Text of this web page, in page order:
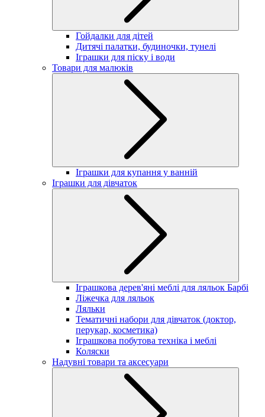
Гойдалки для дітей
Дитячі палатки, будиночки, тунелі
Іграшки для піску і води
Товари для малюків
Іграшки для купання у ванній
Іграшки для дівчаток
Іграшкова дерев'яні меблі для ляльок Барбі
Ліжечка для ляльок
Ляльки
Тематичні набори для дівчаток (доктор,
перукар, косметика)
Іграшкова побутова техніка і меблі
Коляски
Надувні товари та аксесуари